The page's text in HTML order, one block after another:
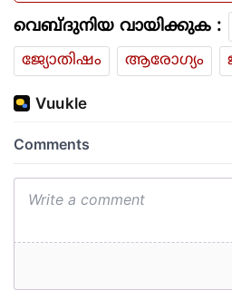
വെബ്ദുനിയ വായിക്കുക :
ജ്യോതിഷം
ആരോഗ്യം